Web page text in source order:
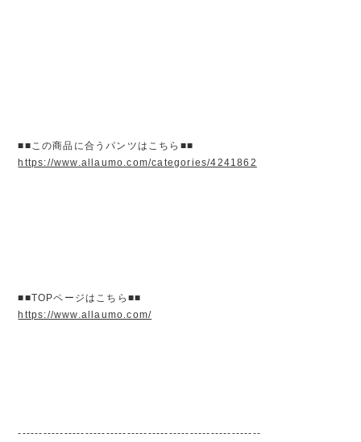
■■この商品に合うパンツはこちら■■
https://www.allaumo.com/categories/4241862
■■TOPページはこちら■■
https://www.allaumo.com/
----------------------------------------------------------